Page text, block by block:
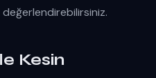
değerlendirebilirsiniz.
Kesin